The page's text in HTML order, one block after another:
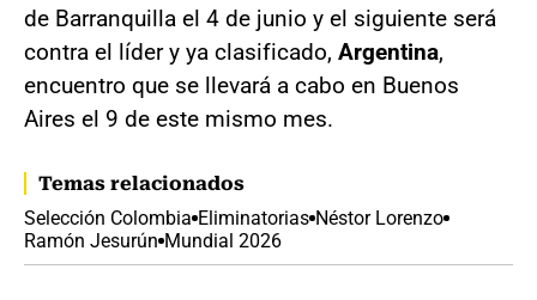
de Barranquilla el 4 de junio y el siguiente será
contra el líder y ya clasificado, Argentina,
encuentro que se llevará a cabo en Buenos
Aires el 9 de este mismo mes.
Temas relacionados
Selección Colombia Eliminatorias Néstor Lorenzo
Ramón Jesurún Mundial 2026